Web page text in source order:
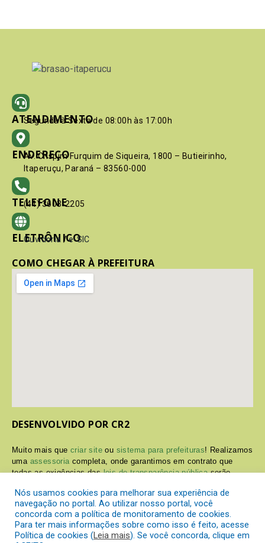
ATENDIMENTO
Segunda à Sexta de 08:00h às 17:00h
ENDEREÇO
Av. Crispim Furquim de Siqueira, 1800 – Butieirinho,
Itaperuçu, Paraná – 83560-000
TELEFONE
(41) 3603-2205
ELETRÔNICO
Ouvidoria / e-SIC
COMO CHEGAR À PREFEITURA
DESENVOLVIDO POR CR2
Muito mais quecriar site ou sistema para prefeituras! Realizamos
uma assessoria completa, onde garantimos em contrato que
todas as exigências dasleis de transparência públicaserão
Conheça oPNTPe oRadar da Transparência Pública
Nós usamos cookies para melhorar sua experiência de
navegação no portal. Ao utilizar nosso portal, você
concorda com a política de monitoramento de cookies.
Para ter mais informações sobre como isso é feito, acesse
Política de cookies (Leia mais). Se você concorda, clique em